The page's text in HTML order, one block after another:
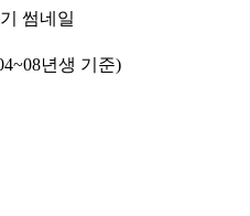
년생 기준)